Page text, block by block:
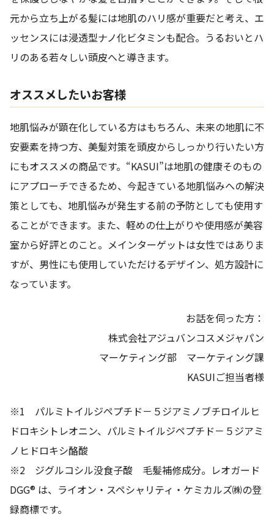
元から立ち上がる髪には地肌のハリ感が重要だと考え、エ
ッセンスには浸透型ナノ化ビタミンも配合。うるおいとハ
リのある若々しい頭皮へと導きます。
オススメしたいお客様
地肌悩みが顕在化している方はもちろん、未来の地肌に不
安要素を持つ方、美髪対策を頭皮からしっかり行いたい方
にもオススメの商品です。“KASUI”は地肌の健康そのもの
にアプローチできるため、今起きている地肌悩みへの解決
策としても、地肌悩みが発生する前の予防としても使用す
ることができます。また、軽めの仕上がりや使用感が美容
室から好評とのこと。メインターゲットは女性ではありま
すが、男性にも使用していただけるデザイン、処方設計に
なっています。
お話を伺った方：
株式会社アジュバンコスメジャパン
マーケティング部 マーケティング課
KASUIご担当者様
※1 パルミトイルジペプチド－５ジアミノブチロイルヒ
ドロキシトレオニン、パルミトイルジペプチド－５ジアミ
ノヒドロキシ酪酸
※2 ジグルコシル没食子酸 毛髪補修成分。レオガード
DGG® は、ライオン・スペシャリティ・ケミカルズ㈱の登
録商標です。